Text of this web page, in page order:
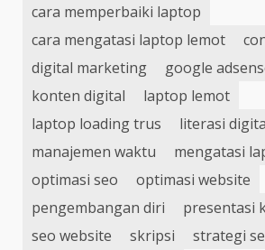
cara memperbaiki laptop
cara mengatasi laptop lemot
digital marketing
google
konten digital
laptop lemot
laptop loading trus
literasi
manajemen waktu
mengatasi
optimasi seo
optimasi website
pengembangan diri
presentasi
seo website
skripsi strategi